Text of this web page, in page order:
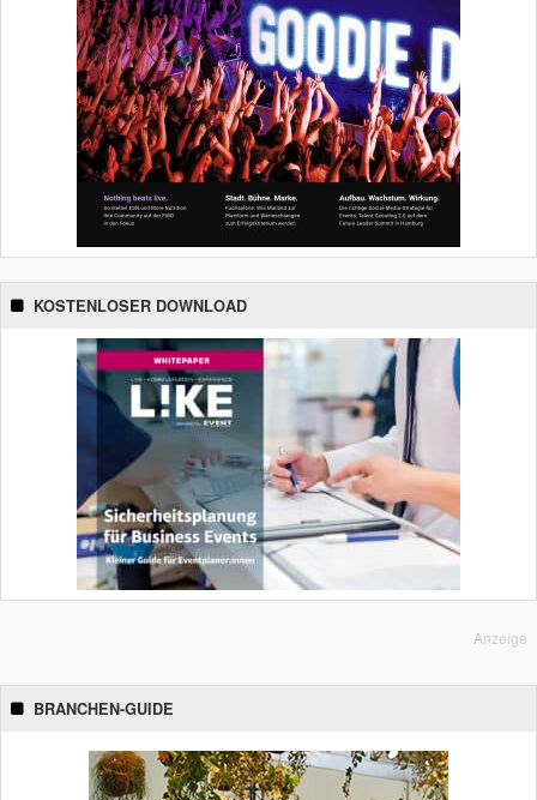
KOSTENLOSER DOWNLOAD
Anzeige
BRANCHEN-GUIDE